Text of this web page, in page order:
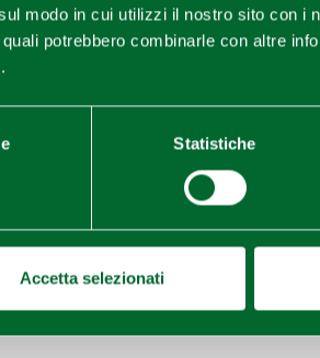
modo in cui utilizzi il nostro sito con i
potrebbero combinarle con altre
Statistiche
Accetta selezionati